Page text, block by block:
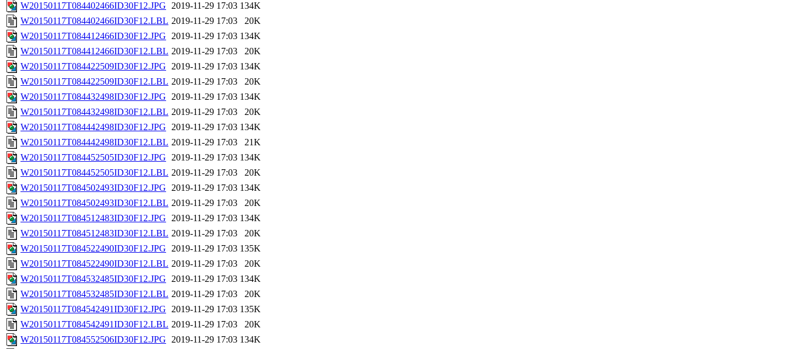
W20150117T084402466ID30F12.JPG 2019-11-29 17:03 134K
W20150117T084402466ID30F12.LBL 2019-11-29 17:03
20K
W20150117T084412466ID30F12.JPG 2019-11-29 17:03 134K
W20150117T084412466ID30F12.LBL 2019-11-29 17:03
20K
W20150117T084422509ID30F12.JPG 2019-11-29 17:03 134K
W20150117T084422509ID30F12.LBL 2019-11-29 17:03
20K
W20150117T084432498ID30F12.JPG 2019-11-29 17:03 134K
W20150117T084432498ID30F12.LBL 2019-11-29 17:03
20K
W20150117T084442498ID30F12.JPG 2019-11-29 17:03 134K
W20150117T084442498ID30F12.LBL 2019-11-29 17:03
21K
W20150117T084452505ID30F12.JPG 2019-11-29 17:03 134K
W20150117T084452505ID30F12.LBL 2019-11-29 17:03
20K
W20150117T084502493ID30F12.JPG 2019-11-29 17:03 134K
W20150117T084502493ID30F12.LBL 2019-11-29 17:03
20K
W20150117T084512483ID30F12.JPG 2019-11-29 17:03 134K
W20150117T084512483ID30F12.LBL 2019-11-29 17:03
20K
W20150117T084522490ID30F12.JPG 2019-11-29 17:03 135K
W20150117T084522490ID30F12.LBL 2019-11-29 17:03
20K
W20150117T084532485ID30F12.JPG 2019-11-29 17:03 134K
W20150117T084532485ID30F12.LBL 2019-11-29 17:03
20K
W20150117T084542491ID30F12.JPG 2019-11-29 17:03 135K
W20150117T084542491ID30F12.LBL 2019-11-29 17:03
20K
W20150117T084552506ID30F12.JPG 2019-11-29 17:03 134K